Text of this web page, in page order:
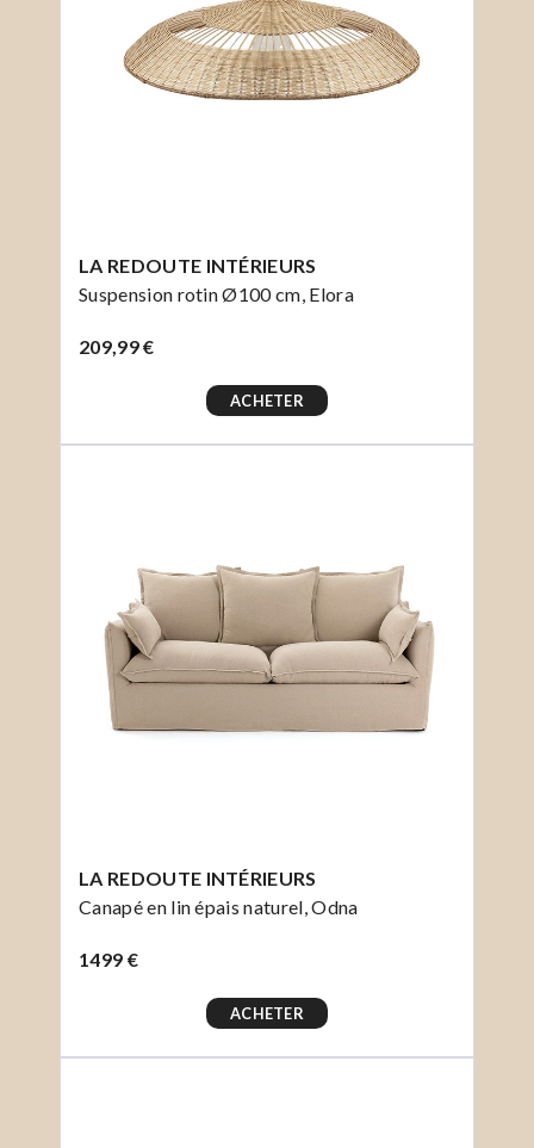
LA REDOUTE INTÉRIEURS
Suspension rotin Ø100 cm, Elora
209,99 €
ACHETER
LA REDOUTE INTÉRIEURS
Canapé en lin épais naturel, Odna
1499 €
ACHETER